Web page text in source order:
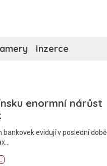
Inzerce
enormní nárůst
bankovek evidují v poslední době